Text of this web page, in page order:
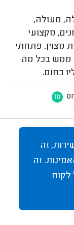
מעולה,
מקצועי
מצוין. פתחתי
ממש בכל מה
בחום.
10
זה
זה
לקוח